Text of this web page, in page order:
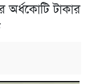
অর্ধকোটি টাকার